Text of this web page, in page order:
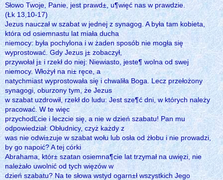
Słowo Twoje, Panie, jest prawd±, u¶więć nas w prawdzie.
(Łk 13,10-17)
Jezus nauczał w szabat w jednej z synagog. A była tam kobieta,
która od osiemnastu lat miała ducha
niemocy: była pochylona i w żaden sposób nie mogła się
wyprostować. Gdy Jezus j± zobaczył,
przywołał j± i rzekł do niej: Niewiasto, jeste¶ wolna od swej
niemocy. Włożył na ni± ręce, a
natychmiast wyprostowała się i chwaliła Boga. Lecz przełożony
synagogi, oburzony tym, że Jezus
w szabat uzdrowił, rzekł do ludu: Jest sze¶ć dni, w których należy
pracować. W te więc
przychodĽcie i leczcie się, a nie w dzień szabatu! Pan mu
odpowiedział: Obłudnicy, czyż każdy z
was nie odwi±zuje w szabat wołu lub osła od żłobu i nie prowadzi,
by go napoić? A tej córki
Abrahama, któr± szatan osiemna¶cie lat trzymał na uwięzi, nie
należało uwolnić od tych więzów w
dzień szabatu? Na te słowa wstyd ogarn±ł wszystkich Jego